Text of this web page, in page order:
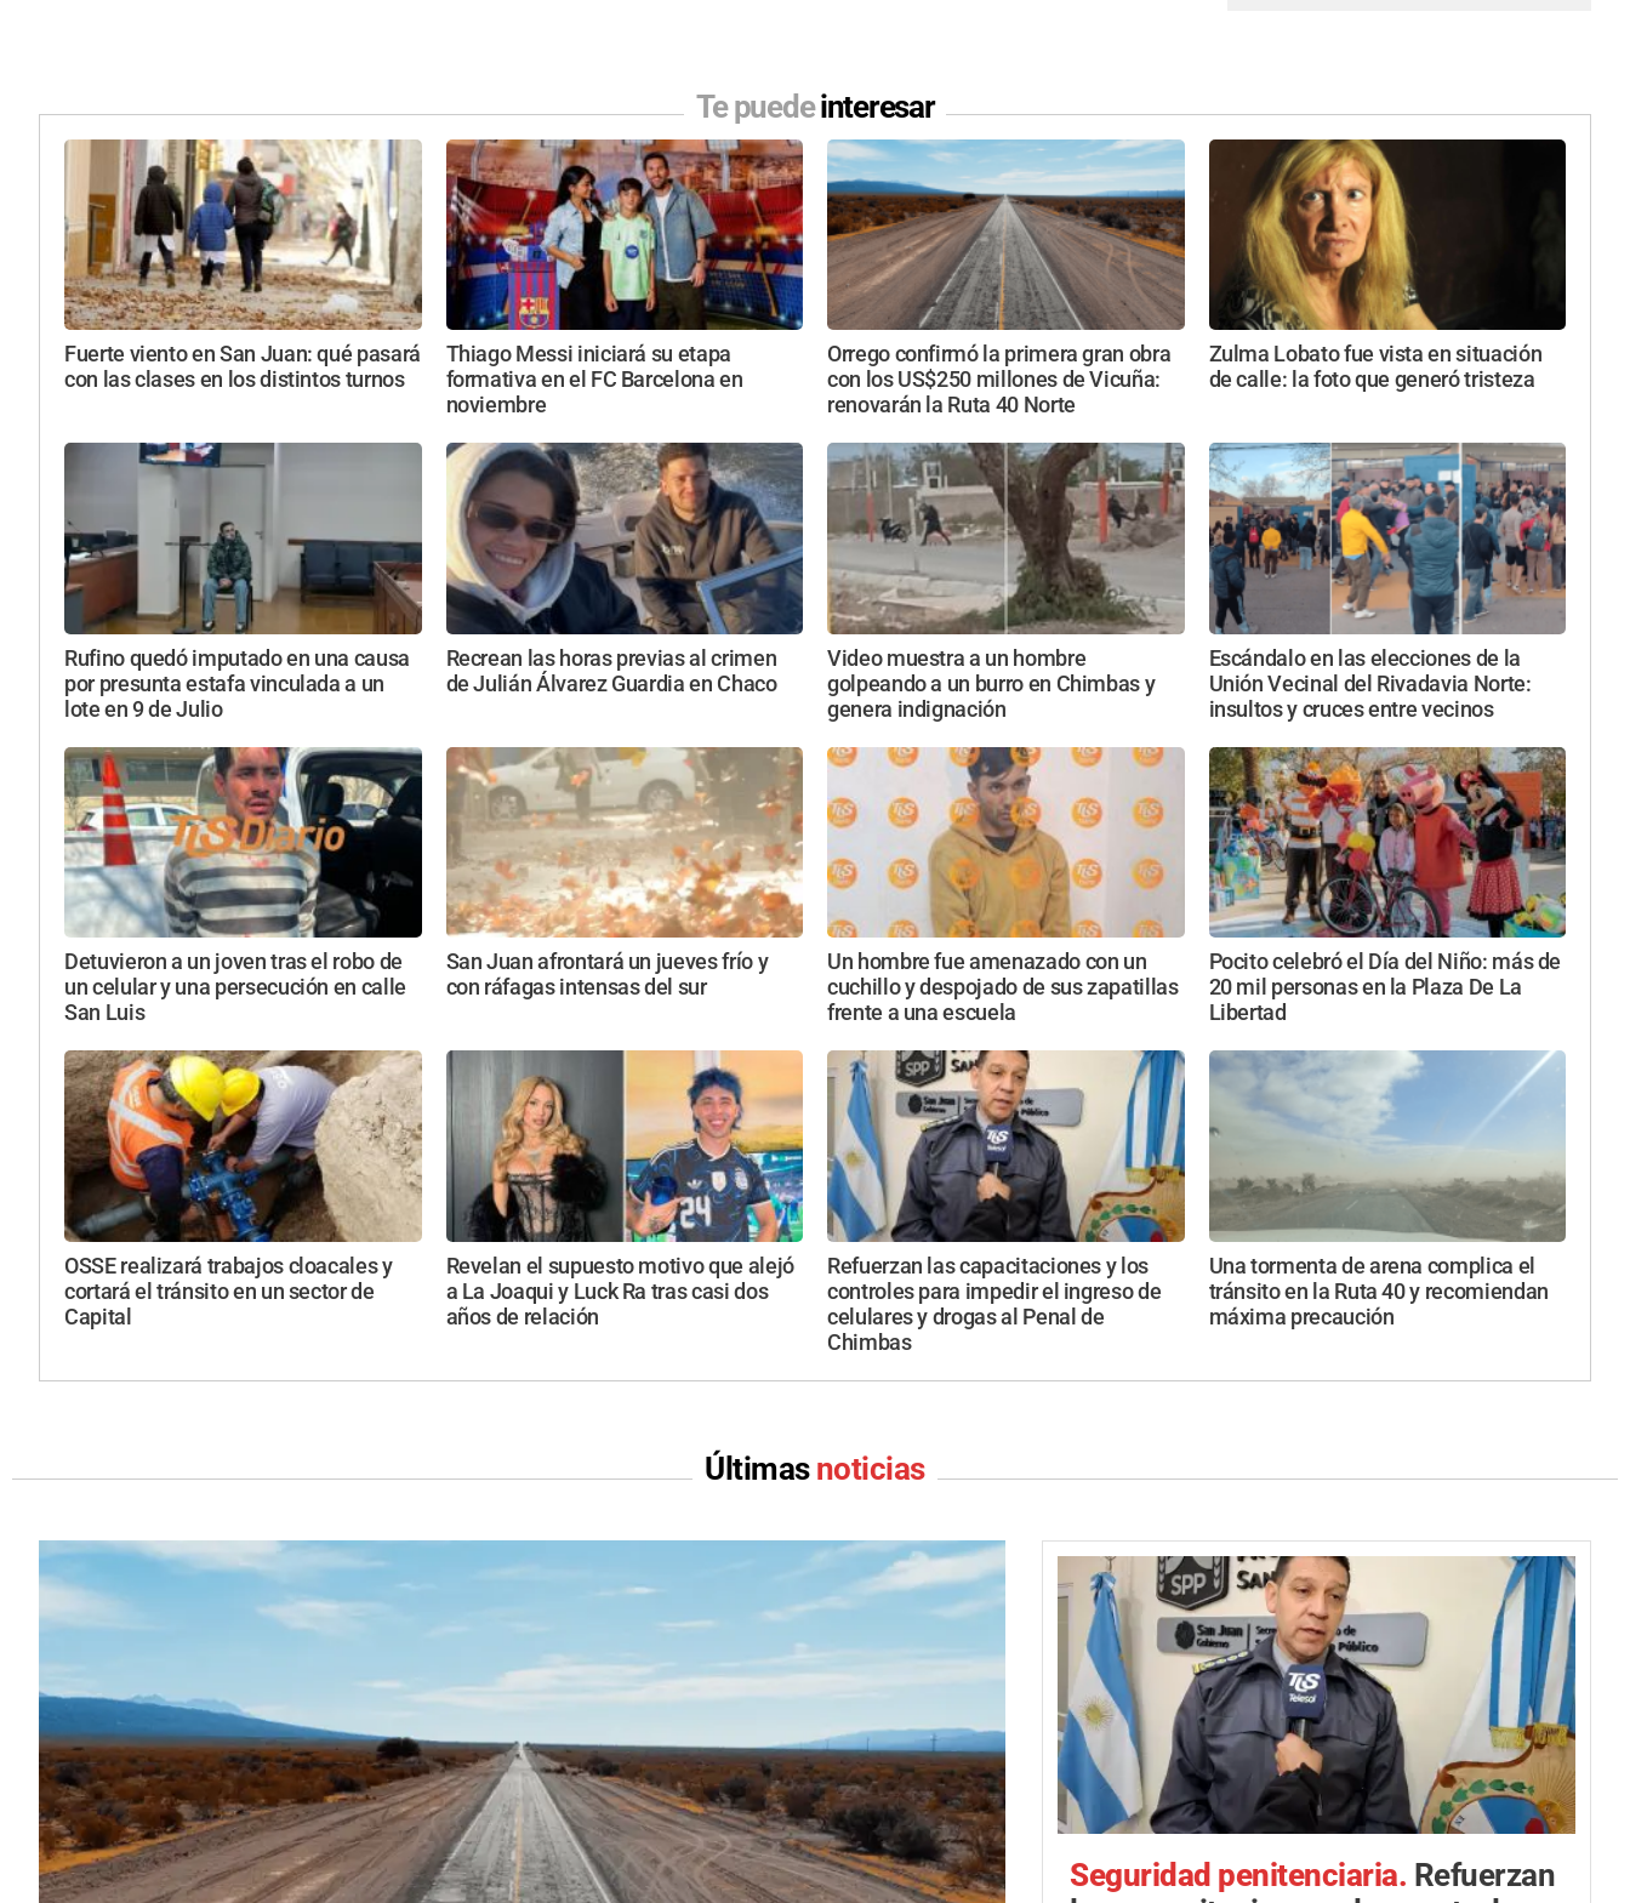
Te puedeinteresar
Fuerte viento en San Juan: qué pasará
con las clases en los distintos turnos
Thiago Messi iniciará su etapa
formativa en el FC Barcelona en
noviembre
Orrego confirmó la primera gran obra
con los US$250 millones de Vicuña:
renovarán la Ruta 40 Norte
Zulma Lobato fue vista en situación
de calle: la foto que generó tristeza
Rufino quedó imputado en una causa
por presunta estafa vinculada a un
lote en 9 de Julio
Recrean las horas previas al crimen
de Julián Álvarez Guardia en Chaco
Video muestra a un hombre
golpeando a un burro en Chimbas y
genera indignación
Escándalo en las elecciones de la
Unión Vecinal del Rivadavia Norte:
insultos y cruces entre vecinos
Detuvieron a un joven tras el robo de
un celular y una persecución en calle
San Luis
San Juan afrontará un jueves frío y
con ráfagas intensas del sur
Un hombre fue amenazado con un
cuchillo y despojado de sus zapatillas
frente a una escuela
Pocito celebró el Día del Niño: más de
20 mil personas en la Plaza De La
Libertad
OSSE realizará trabajos cloacales y
cortará el tránsito en un sector de
Capital
Revelan el supuesto motivo que alejó
a La Joaqui y Luck Ra tras casi dos
años de relación
Refuerzan las capacitaciones y los
controles para impedir el ingreso de
celulares y drogas al Penal de
Chimbas
Una tormenta de arena complica el
tránsito en la Ruta 40 y recomiendan
máxima precaución
Últimas noticias
Seguridad penitenciaria. Refuerzan